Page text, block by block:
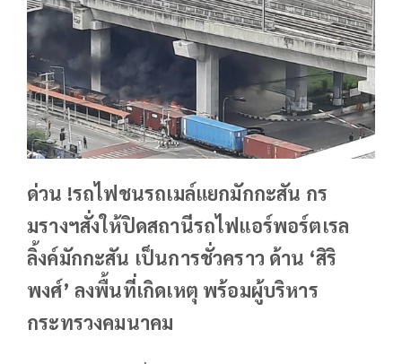
ด่วน !รถไฟชนรถเมล์แยกมักกะสัน กร
มรางฯสั่งให้ปิดสถานีรถไฟแอร์พอร์ตเรล
ลิ้งค์มักกะสัน เป็นการชั่วคราว ด้าน ‘สิริ
พงศ์’ ลงพื้นที่เกิดเหตุ พร้อมผู้บริหาร
กระทรวงคมนาคม